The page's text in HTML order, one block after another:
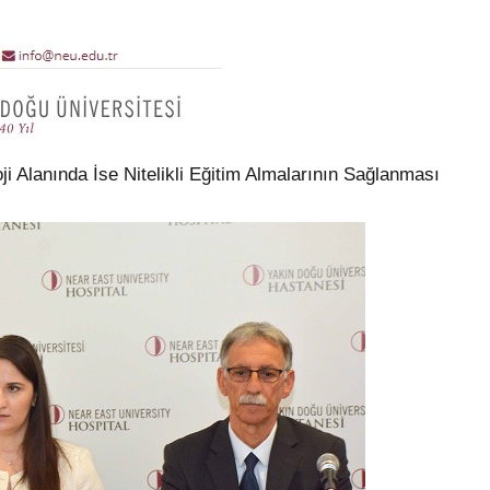
İse Nitelikli Eğitim Almalarının Sağlanması